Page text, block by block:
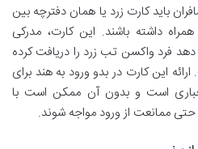
باید کارت زرد یا همان دفترچه بین
داشته باشند. این کارت، مدرکی
فرد واکسن تب زرد را دریافت کرده
این کارت در بدو ورود به هند برای
است و بدون آن ممکن است با
حتی ممانعت از ورود مواجه شوند.